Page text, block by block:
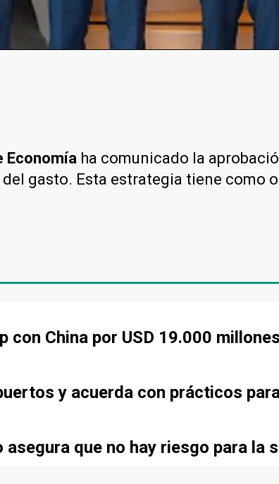
Economía ha comunicado la
gasto. Esta estrategia tiene como
con China por USD 19.000
y acuerda con prácticos
que no hay riesgo para la